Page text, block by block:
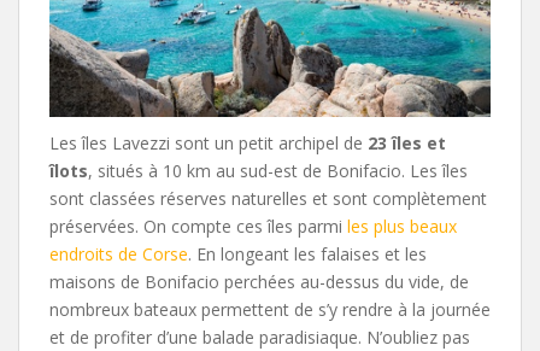
Les îles Lavezzi sont un petit archipel de 23 îles et
îlots, situés à 10 km au sud-est de Bonifacio. Les îles
sont classées réserves naturelles et sont complètement
préservées. On compte ces îles parmi les plus beaux
endroits de Corse. En longeant les falaises et les
maisons de Bonifacio perchées au-dessus du vide, de
nombreux bateaux permettent de s’y rendre à la journée
et de profiter d’une balade paradisiaque. N’oubliez pas